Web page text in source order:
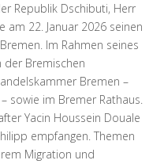
Republik Dschibuti, Herr
am 22. Januar 2026 seinen
Im Rahmen seines
der Bremischen
Bremen –
sowie im Bremer Rathaus.
Yacin Houssein Douale
empfangen. Themen
Migration und